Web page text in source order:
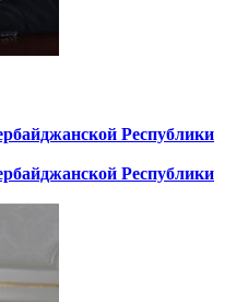
Республики
Республики